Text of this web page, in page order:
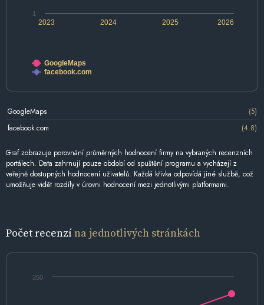
2024 2026
2023 2025
1
GoogleMaps
facebook.com
GoogleMaps
(5)
facebook.com
(4.8)
Graf zobrazuje porovnání průměrných hodnocení firmy na vybraných recenzních
portálech. Data zahrnují pouze období od spuštění programu a vycházejí z
veřejně dostupných hodnocení uživatelů. Každá křivka odpovídá jiné službě, což
umožňuje vidět rozdíly v úrovni hodnocení mezi jednotlivými platformami.
Počet recenzína jednotlivých stránkách
250